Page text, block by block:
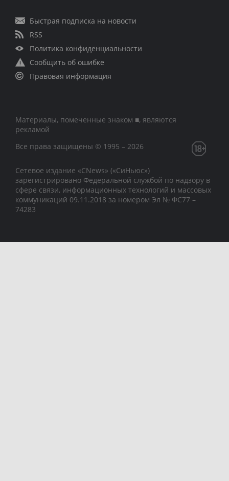
Быстрая подписка на новости
RSS
Политика конфиденциальности
Сообщить об ошибке
Правовая информация
Материалы, помеченные знаком ■, являются
рекламой
Все права защищены © 1995 – 2026
Сетевое издание «CNews» («СиНьюс»)
зарегистрировано Федеральной службой по надзору в
сфере связи, информационных технологий и массовых
коммуникаций 09.11.2018 за номером Эл № ФС77 –
74283